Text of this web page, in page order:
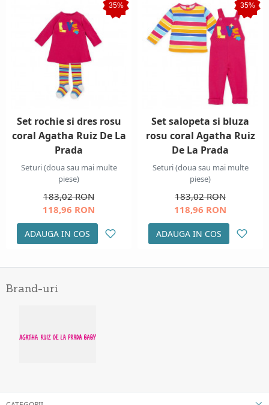
35%
Set rochie si dres rosu
coral Agatha Ruiz De La
Prada
Seturi (doua sau mai multe
piese)
183,02 RON
118,96 RON
ADAUGA IN COS
35%
Set salopeta si bluza
rosu coral Agatha Ruiz
De La Prada
Seturi (doua sau mai multe
piese)
183,02 RON
118,96 RON
ADAUGA IN COS
Brand-uri